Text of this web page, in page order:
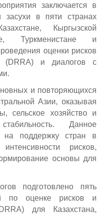
заключается в
засухи в пяти странах
Кыргызской
Туркменистане и
оценки рисков
(DRRA) и диалогов с
и повторяющихся
Азии, оказывая
сельское хозяйство и
стабильность. Данное
на поддержку стран в
рисков,
основы для
подготовлено пять
по оценке рисков и
для Казахстана,